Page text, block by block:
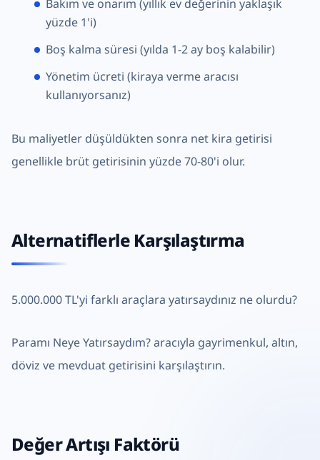
Bakım ve onarım (yıllık ev değerinin yaklaşık
yüzde 1'i)
Boş kalma süresi (yılda 1-2 ay boş kalabilir)
Yönetim ücreti (kiraya verme aracısı
kullanıyorsanız)
Bu maliyetler düşüldükten sonra net kira getirisi
genellikle brüt getirisinin yüzde 70-80'i olur.
Alternatiflerle Karşılaştırma
5.000.000 TL'yi farklı araçlara yatırsaydınız ne olurdu?
Paramı Neye Yatırsaydım?aracıyla gayrimenkul, altın,
döviz ve mevduat getirisini karşılaştırın.
Değer Artışı Faktörü